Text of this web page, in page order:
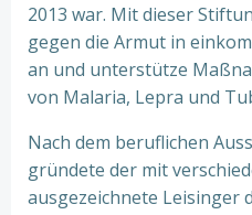
2013 war. Mit dieser
gegen die Armut in
an und unterstütze
von Malaria, Lepra und
Nach dem beruflichen
gründete der mit
ausgezeichnete Leisinger